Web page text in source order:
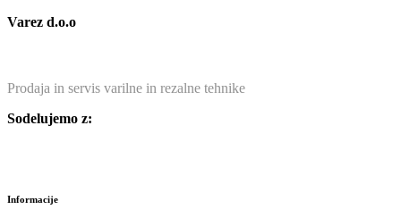
Varez d.o.o
Prodaja in servis varilne in rezalne tehnike
Sodelujemo z:
Informacije